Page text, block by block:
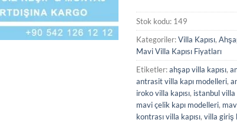
Stok kodu: 149
Kategoriler:Villa Kapısı,
Mavi Villa Kapısı Fiyatları
Etiketler:ahşap villa kapısı,
antrasit villa kapı modelleri,
iroko villa kapısı, istanbul villa
mavi çelik kapı modelleri,
kontrası villa kapısı, villa giriş